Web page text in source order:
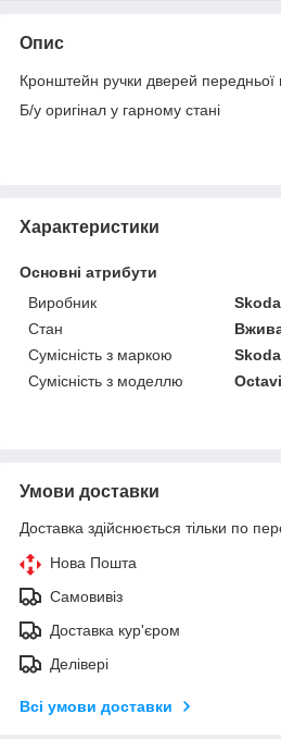
Опис
Кронштейн ручки дверей передньої
Б/у оригінал у гарному стані
Характеристики
Основні атрибути
Виробник
Skoda
Стан
Сумісність з маркою
Skoda
Сумісність з моделлю
Умови доставки
Доставка здійснюється тільки по
Нова Пошта
Самовивіз
Доставка кур'єром
Делівері
Всі умови доставки